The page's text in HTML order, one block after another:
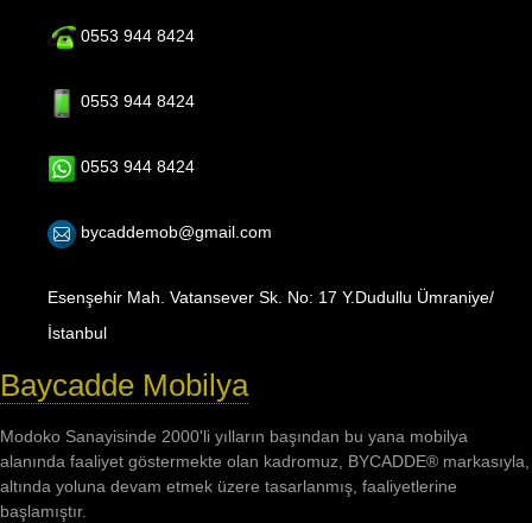
0553 944 8424
0553 944 8424
0553 944 8424
bycaddemob@gmail.com
Esenşehir Mah. Vatansever Sk. No: 17 Y.Dudullu Ümraniye/
İstanbul
Baycadde Mobilya
Modoko Sanayisinde 2000'li yılların başından bu yana mobilya
alanında faaliyet göstermekte olan kadromuz, BYCADDE® markasıyla,
altında yoluna devam etmek üzere tasarlanmış, faaliyetlerine
başlamıştır.